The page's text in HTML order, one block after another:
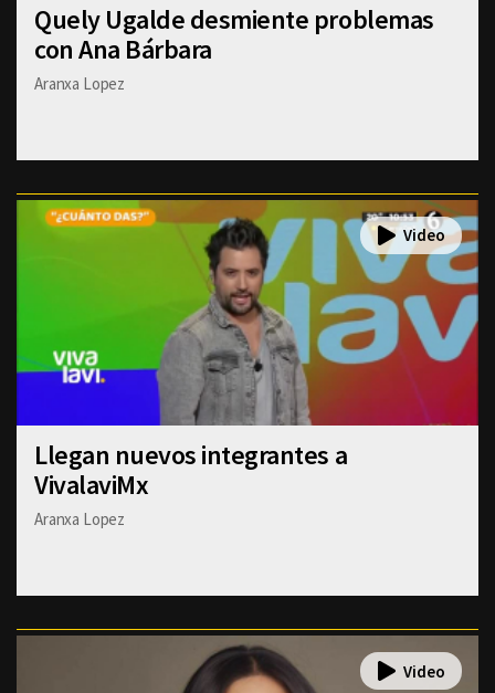
Quely Ugalde desmiente problemas
con Ana Bárbara
Aranxa Lopez
Llegan nuevos integrantes a
VivalaviMx
Aranxa Lopez